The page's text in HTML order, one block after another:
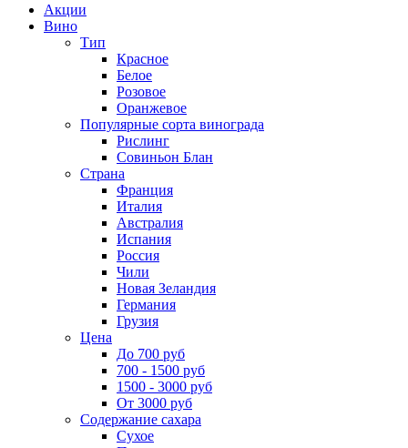
Акции
Вино
Тип
Красное
Белое
Розовое
Оранжевое
Популярные сорта винограда
Рислинг
Совиньон Блан
Страна
Франция
Италия
Австралия
Испания
Россия
Чили
Новая Зеландия
Германия
Грузия
Цена
До 700 руб
700 - 1500 руб
1500 - 3000 руб
От 3000 руб
Содержание сахара
Сухое